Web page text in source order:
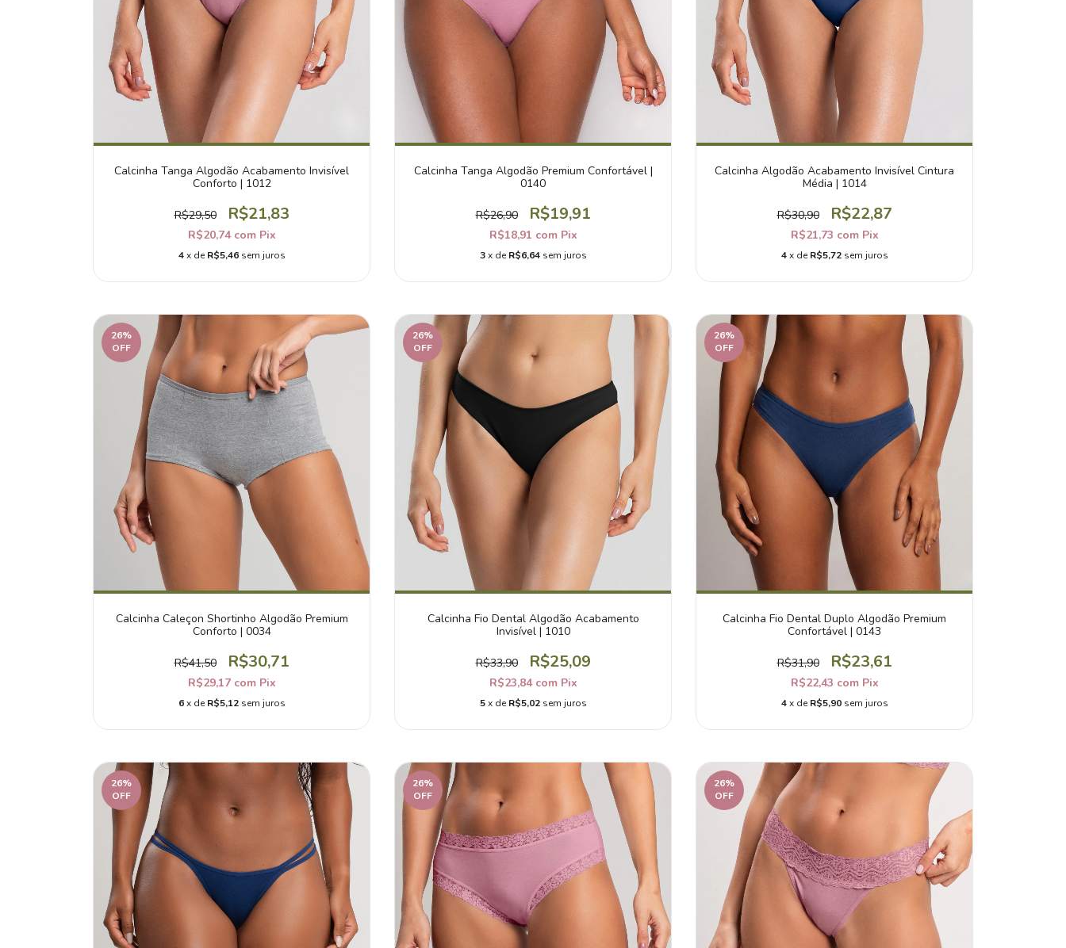
Calcinha Tanga Algodão Acabamento Invisível
Conforto | 1012
R$29,50 R$21,83
R$20,74 com Pix
4 x de R$5,46 sem juros
Calcinha Tanga Algodão Premium Confortável |
0140
R$26,90 R$19,91
R$18,91 com Pix
3 x de R$6,64 sem juros
Calcinha Algodão Acabamento Invisível Cintura
Média | 1014
R$30,90 R$22,87
R$21,73 com Pix
4 x de R$5,72 sem juros
26%
OFF
Calcinha Caleçon Shortinho Algodão Premium
Conforto | 0034
R$41,50 R$30,71
R$29,17 com Pix
6 x de R$5,12 sem juros
26%
OFF
Calcinha Fio Dental Algodão Acabamento
Invisível | 1010
R$33,90 R$25,09
R$23,84 com Pix
5 x de R$5,02 sem juros
26%
OFF
Calcinha Fio Dental Duplo Algodão Premium
Confortável | 0143
R$31,90 R$23,61
R$22,43 com Pix
4 x de R$5,90 sem juros
26%
OFF
26%
OFF
26%
OFF